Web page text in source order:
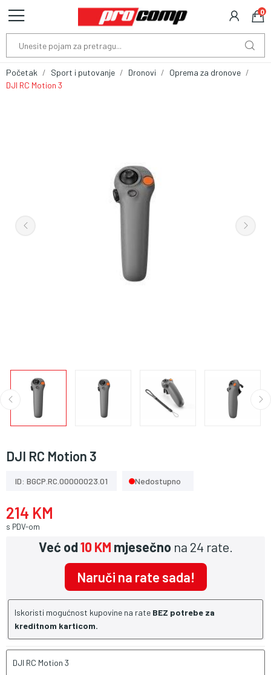
0
Početak Sport i putovanje Dronovi
Oprema za dronove
DJI RC Motion 3
DJI RC Motion 3
ID: BGCP.RC.00000023.01 Nedostupno
214 KM
s PDV-om
Već od10 KM mjesečno na 24 rate.
Naruči na rate sada!
Iskoristi mogućnost kupovine na rate BEZ potrebe za
kreditnom karticom.
DJI RC Motion 3